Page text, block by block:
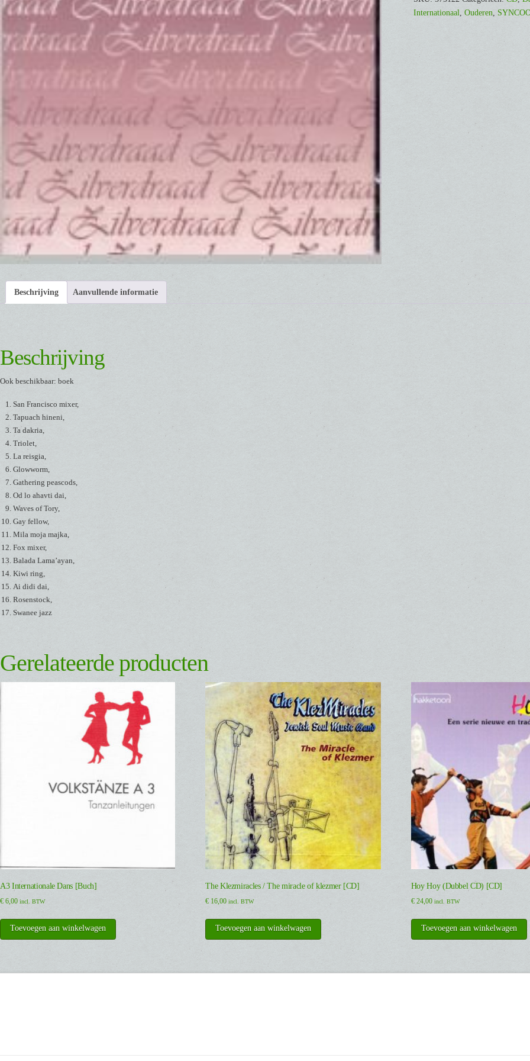
Internationaal, Ouderen,
Beschrijving Aanvullende informatie
Beschrijving
Ook beschikbaar: boek
San Francisco mixer,
Tapuach hineni,
Ta dakria,
Triolet,
La reisgia,
Glowworm,
Gathering peascods,
Od lo ahavti dai,
Waves of Tory,
Gay fellow,
Mila moja majka,
Fox mixer,
Balada Lama’ayan,
Kiwi ring,
Ai didi dai,
Rosenstock,
Swanee jazz
Gerelateerde producten
A3 Internationale Dans [Buch]
€ 6,00 incl. BTW
Toevoegen aan winkelwagen
The Klezmiracles / The miracle of klezmer [CD]
€ 16,00 incl. BTW
Toevoegen aan winkelwagen
Hoy Hoy (Dubbel CD) [CD]
€24,00 incl. BTW
Toevoegen aan winkelwagen